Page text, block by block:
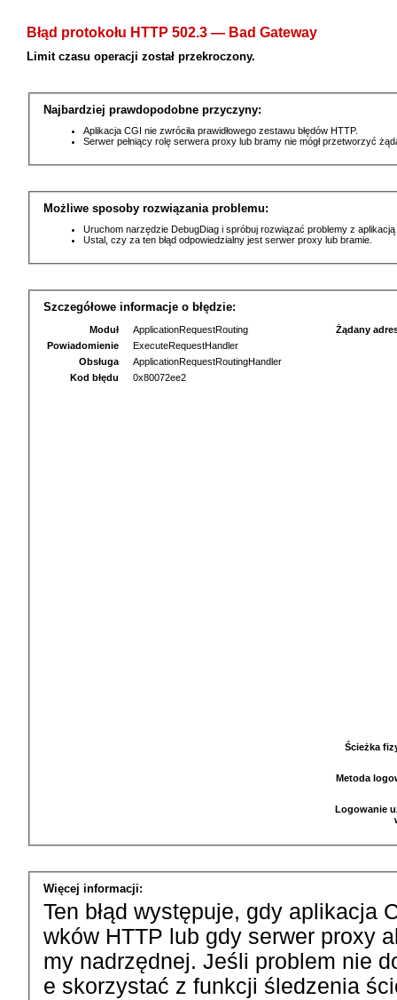
Błąd protokołu HTTP 502.3 — Bad Gateway
Limit czasu operacji został przekroczony.
Najbardziej prawdopodobne przyczyny:
Aplikacja CGI nie zwróciła prawidłowego zestawu błędów HTTP.
Serwer pełniący rolę serwera proxy lub bramy nie mógł przetworzyć
Możliwe sposoby rozwiązania problemu:
Uruchom narzędzie DebugDiag i spróbuj rozwiązać problemy z
Ustal, czy za ten błąd odpowiedzialny jest serwer proxy lub bramie.
Szczegółowe informacje o błędzie:
Moduł
ApplicationRequestRouting
Powiadomienie
ExecuteRequestHandler
Obsługa
ApplicationRequestRoutingHandler
Kod błędu
0x80072ee2
Żądany
Ścieżka
Metoda
Logowanie
Więcej informacji:
Ten błąd występuje, gdy aplikacja
wków HTTP lub gdy serwer proxy
my nadrzędnej. Jeśli problem nie
e skorzystać z funkcji śledzenia